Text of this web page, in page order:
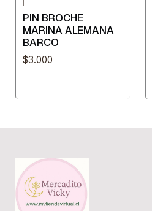
PIN BROCHE
MARINA ALEMANA
BARCO
$3.000